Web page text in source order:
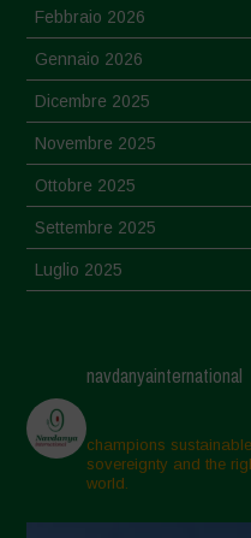
Febbraio 2026
Gennaio 2026
Dicembre 2025
Novembre 2025
Ottobre 2025
Settembre 2025
Luglio 2025
Aprile 2025
Marzo 2025
Febbraio 2025
Gennaio 2025
navdanyainternational
champions
sovereignty and the
world.